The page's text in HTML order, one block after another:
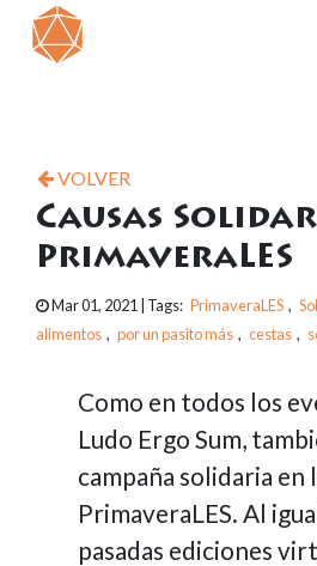
VOLVER
Causas
PrimaveraLES
Mar 01, 2021 | Tags: PrimaveraLES ,
alimentos , por un pasito más , cestas ,
Como en todos los
Ludo Ergo Sum,
campaña solidaria en
PrimaveraLES. Al
pasadas ediciones